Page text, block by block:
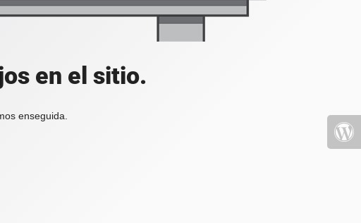
en el sitio.
enseguida.